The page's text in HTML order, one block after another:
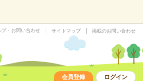
プ・お問い合わせ サイトマップ 掲載のお問い合わせ
会員登録 ログイン